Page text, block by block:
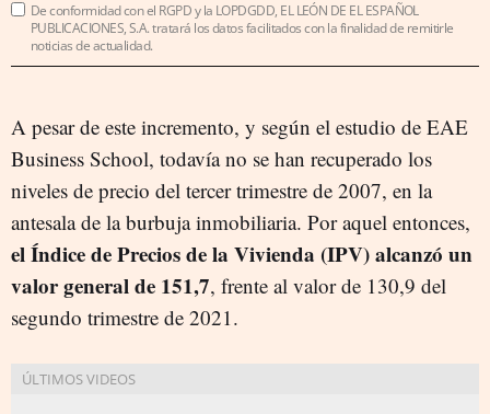
De conformidad con el RGPD y la LOPDGDD, EL LEÓN DE EL ESPAÑOL
PUBLICACIONES, S.A. tratará los datos facilitados con la finalidad de remitirle
noticias de actualidad.
A pesar de este incremento, y según el estudio de EAE
Business School, todavía no se han recuperado los
niveles de precio del tercer trimestre de 2007, en la
antesala de la burbuja inmobiliaria. Por aquel entonces,
el Índice de Precios de la Vivienda (IPV) alcanzó un
valor general de 151,7, frente al valor de 130,9 del
segundo trimestre de 2021.